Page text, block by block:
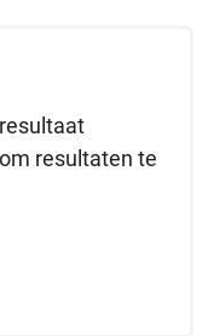
resultaten te